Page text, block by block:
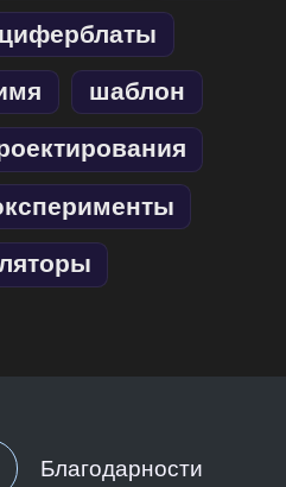
циферблаты
шаблон
Благодарности